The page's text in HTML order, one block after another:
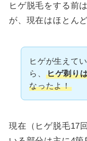
ヒゲ脱毛をする前
が、現在はほとん
ヒゲが生えて
ら、
ヒゲ剃り
なったよ！
現在（ヒゲ脱毛17